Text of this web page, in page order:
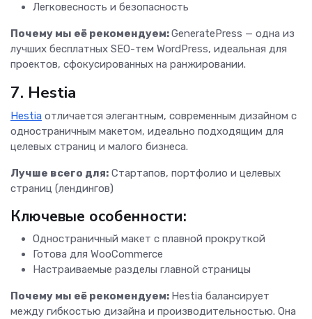
Легковесность и безопасность
Почему мы её рекомендуем:GeneratePress — одна из
лучших бесплатных SEO-тем WordPress, идеальная для
проектов, сфокусированных на ранжировании.
7. Hestia
Hestia отличается элегантным, современным дизайном с
одностраничным макетом, идеально подходящим для
целевых страниц и малого бизнеса.
Лучше всего для: Стартапов, портфолио и целевых
страниц (лендингов)
Ключевые особенности:
Одностраничный макет с плавной прокруткой
Готова для WooCommerce
Настраиваемые разделы главной страницы
Почему мы её рекомендуем: Hestia балансирует
между гибкостью дизайна и производительностью. Она